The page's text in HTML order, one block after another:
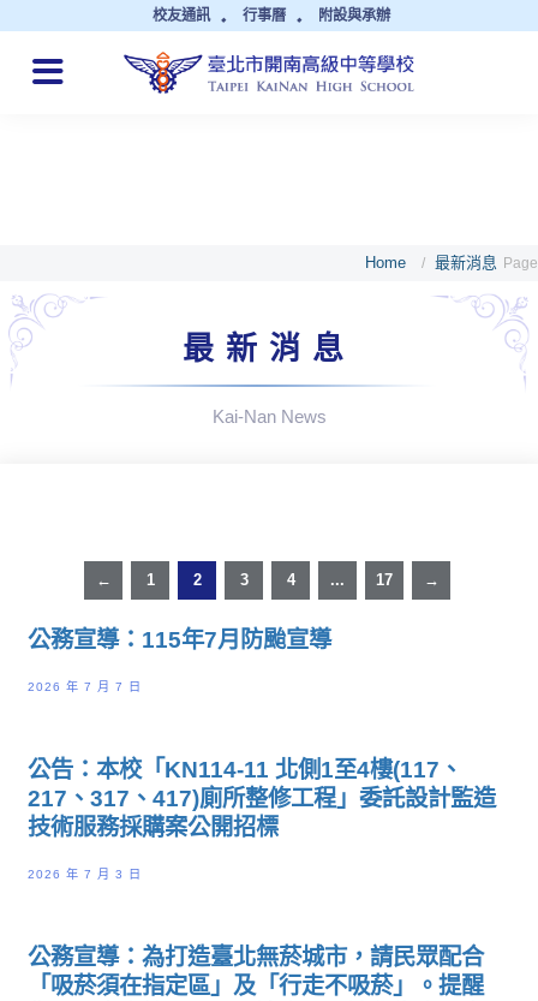
校友通訊 行事曆 附設與承辦
QUICK LINKS
Home / 最新消息 Page
最新消息
Kai-Nan News
← 1 2 3 4 ... 17 →
公務宣導：115年7月防颱宣導
2026 年 7 月 7 日
公告：本校「KN114-11 北側1至4樓(117、
217、317、417)廁所整修工程」委託設計監造
技術服務採購案公開招標
2026 年 7 月 3 日
公務宣導：為打造臺北無菸城市，請民眾配合
「吸菸須在指定區」及「行走不吸菸」。提醒